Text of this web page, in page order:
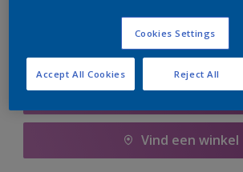
Vind een winkel
Cookies Settings
Reject All
Accept All Cookies